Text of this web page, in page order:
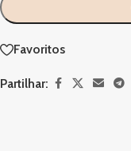
Favoritos
Partilhar: